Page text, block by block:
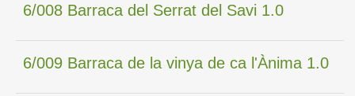
6/008 Barraca del Serrat del Savi 1.0
6/009 Barraca de la vinya de ca l'Ànima 1.0